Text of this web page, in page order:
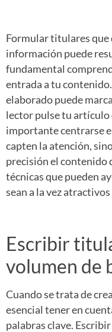
Formular titulares que
información puede
fundamental
entrada a tu
elaborado puede
lector pulse tu artículo
importante centrarse
capten la atención,
precisión el contenido
técnicas que pueden
sean a la vez
Escribir
volumen de
Cuando se trata de
esencial tener en
palabras clave.